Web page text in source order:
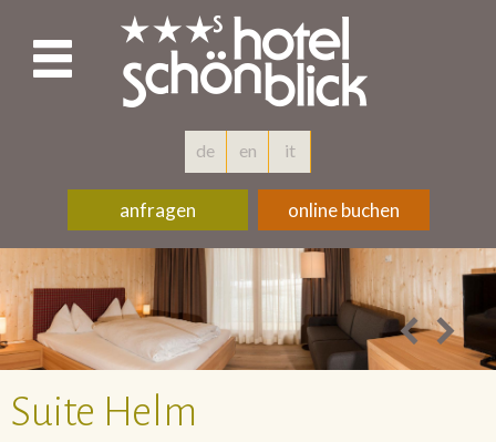
de en it
anfragen online buchen
Suite Helm